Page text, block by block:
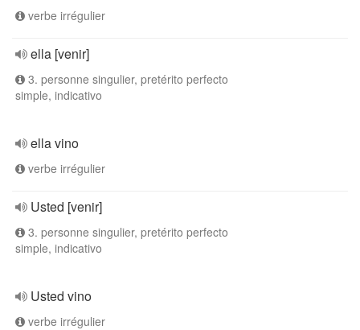
verbe irrégulier
ella [venir]
3. personne singulier, pretérito perfecto
simple, indicativo
ella vino
verbe irrégulier
Usted [venir]
3. personne singulier, pretérito perfecto
simple, indicativo
Usted vino
verbe irrégulier